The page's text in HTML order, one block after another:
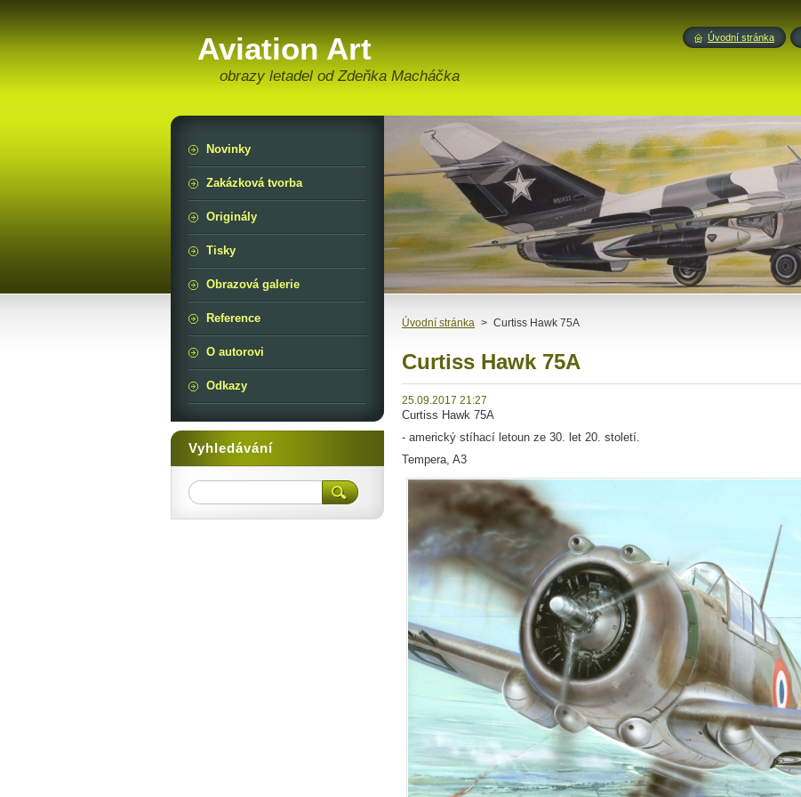
Aviation Art
obrazy letadel od Zdeňka Macháčka
Úvodní stránka > Curtiss Hawk 75A
Curtiss Hawk 75A
25.09.2017 21:27
Curtiss Hawk 75A
- americký stíhací letoun ze 30. let 20. století.
Tempera, A3
Novinky
Zakázková tvorba
Originály
Tisky
Obrazová galerie
Reference
O autorovi
Odkazy
Vyhledávání
Úvodní stránka